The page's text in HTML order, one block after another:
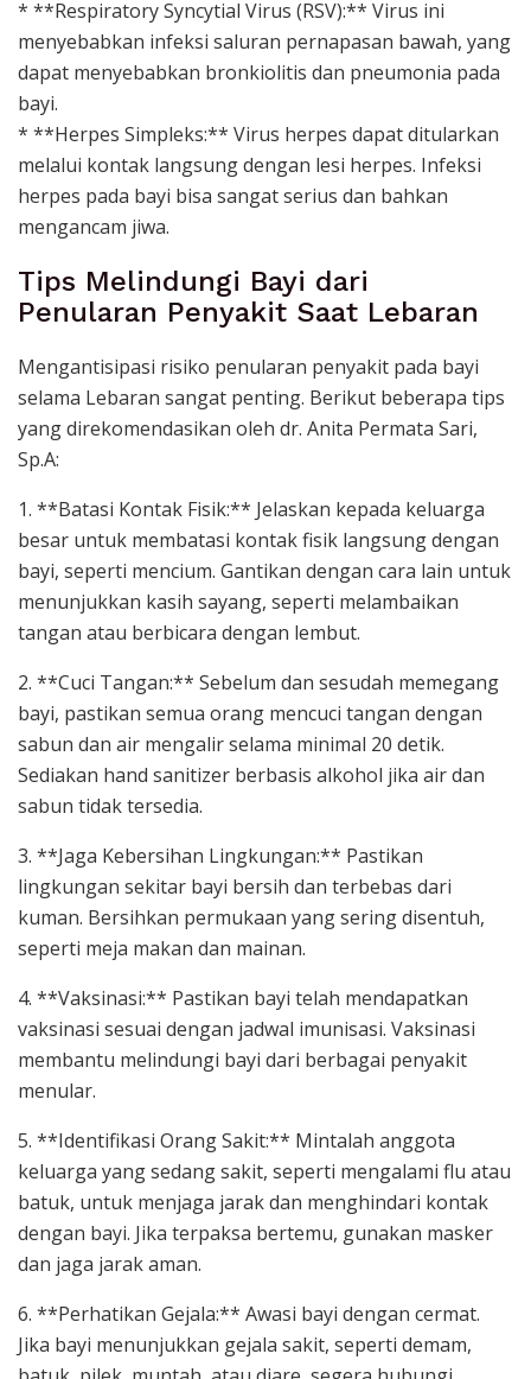
* **Respiratory Syncytial Virus (RSV):** Virus ini
menyebabkan infeksi saluran pernapasan bawah, yang
dapat menyebabkan bronkiolitis dan pneumonia pada
bayi.
* **Herpes Simpleks:** Virus herpes dapat ditularkan
melalui kontak langsung dengan lesi herpes. Infeksi
herpes pada bayi bisa sangat serius dan bahkan
mengancam jiwa.
Tips Melindungi Bayi dari
Penularan Penyakit Saat Lebaran
Mengantisipasi risiko penularan penyakit pada bayi
selama Lebaran sangat penting. Berikut beberapa tips
yang direkomendasikan oleh dr. Anita Permata Sari,
Sp.A:
1. **Batasi Kontak Fisik:** Jelaskan kepada keluarga
besar untuk membatasi kontak fisik langsung dengan
bayi, seperti mencium. Gantikan dengan cara lain untuk
menunjukkan kasih sayang, seperti melambaikan
tangan atau berbicara dengan lembut.
2. **Cuci Tangan:** Sebelum dan sesudah memegang
bayi, pastikan semua orang mencuci tangan dengan
sabun dan air mengalir selama minimal 20 detik.
Sediakan hand sanitizer berbasis alkohol jika air dan
sabun tidak tersedia.
3. **Jaga Kebersihan Lingkungan:** Pastikan
lingkungan sekitar bayi bersih dan terbebas dari
kuman. Bersihkan permukaan yang sering disentuh,
seperti meja makan dan mainan.
4. **Vaksinasi:** Pastikan bayi telah mendapatkan
vaksinasi sesuai dengan jadwal imunisasi. Vaksinasi
membantu melindungi bayi dari berbagai penyakit
menular.
5. **Identifikasi Orang Sakit:** Mintalah anggota
keluarga yang sedang sakit, seperti mengalami flu atau
batuk, untuk menjaga jarak dan menghindari kontak
dengan bayi. Jika terpaksa bertemu, gunakan masker
dan jaga jarak aman.
6. **Perhatikan Gejala:** Awasi bayi dengan cermat.
Jika bayi menunjukkan gejala sakit, seperti demam,